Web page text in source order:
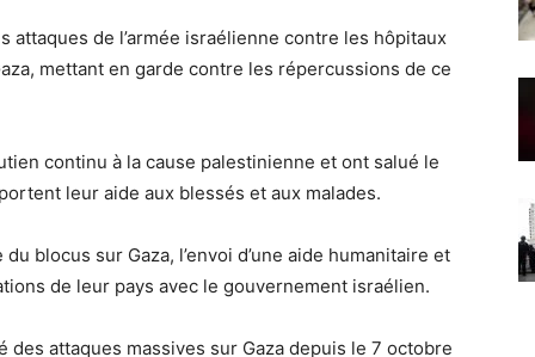
attaques de l’armée israélienne contre les hôpitaux
mettant en garde contre les répercussions de ce
continu à la cause palestinienne et ont salué le
leur aide aux blessés et aux malades.
blocus sur Gaza, l’envoi d’une aide humanitaire et
de leur pays avec le gouvernement israélien.
des attaques massives sur Gaza depuis le 7 octobre